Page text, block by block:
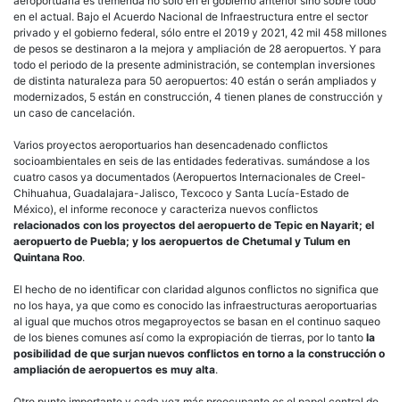
en el actual. Bajo el Acuerdo Nacional de Infraestructura entre el sector
privado y el gobierno federal, sólo entre el 2019 y 2021, 42 mil 458 millones
de pesos se destinaron a la mejora y ampliación de 28 aeropuertos. Y para
todo el periodo de la presente administración, se contemplan inversiones
de distinta naturaleza para 50 aeropuertos: 40 están o serán ampliados y
modernizados, 5 están en construcción, 4 tienen planes de construcción y
un caso de cancelación.
Varios proyectos aeroportuarios han desencadenado conflictos
socioambientales en seis de las entidades federativas. sumándose a los
cuatro casos ya documentados (Aeropuertos Internacionales de Creel-
Chihuahua, Guadalajara-Jalisco, Texcoco y Santa Lucía-Estado de
México), el informe reconoce y caracteriza nuevos conflictos
relacionados con los proyectos del aeropuerto de Tepic en Nayarit; el
aeropuerto de Puebla; y los aeropuertos de Chetumal y Tulum en
Quintana Roo.
El hecho de no identificar con claridad algunos conflictos no significa que
no los haya, ya que como es conocido las infraestructuras aeroportuarias
al igual que muchos otros megaproyectos se basan en el continuo saqueo
de los bienes comunes así como la expropiación de tierras, por lo tanto la
posibilidad de que surjan nuevos conflictos en torno a la construcción o
ampliación de aeropuertos es muy alta.